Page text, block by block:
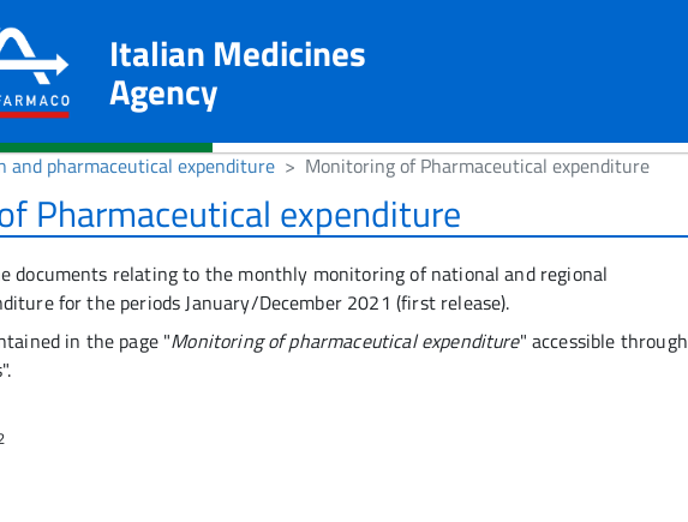
Italian Medicines
Agency
and pharmaceutical expenditure Monitoring of Pharmaceutical expenditure
Pharmaceutical expenditure
documents relating to the monthly monitoring of national and regional
for the periods January/December 2021 (first release).
in the page "Monitoring of pharmaceutical expenditure" accessible through